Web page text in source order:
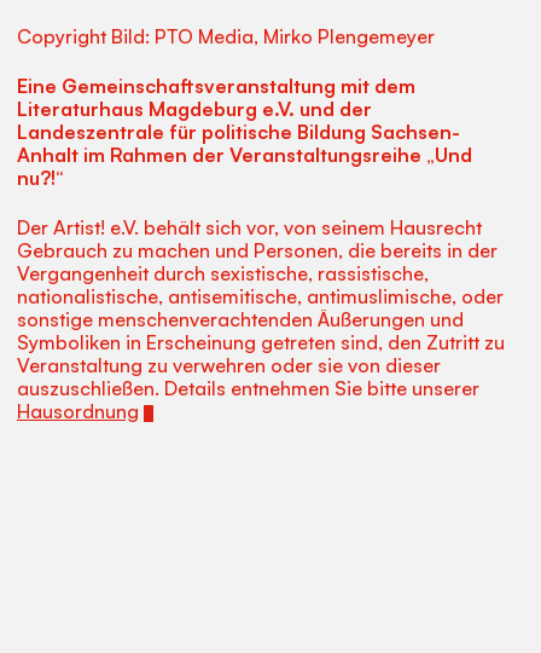
Copyright Bild: PTO Media, Mirko Plengemeyer
Eine Gemeinschaftsveranstaltung mit dem
Literaturhaus Magdeburg e.V. und der
Landeszentrale für politische Bildung Sachsen-
Anhalt im Rahmen der Veranstaltungsreihe „Und
nu?!“
Der Artist! e.V. behält sich vor, von seinem Hausrecht
Gebrauch zu machen und Personen, die bereits in der
Vergangenheit durch sexistische, rassistische,
nationalistische, antisemitische, antimuslimische, oder
sonstige menschenverachtenden Äußerungen und
Symboliken in Erscheinung getreten sind, den Zutritt zu
Veranstaltung zu verwehren oder sie von dieser
auszuschließen. Details entnehmen Sie bitte unserer
Hausordnung